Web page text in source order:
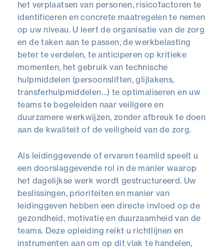
het verplaatsen van personen, risicofactoren te
identificeren en concrete maatregelen te nemen
op uw niveau. U leert de organisatie van de zorg
en de taken aan te passen, de werkbelasting
beter te verdelen, te anticiperen op kritieke
momenten, het gebruik van technische
hulpmiddelen (persoonsliften, glijlakens,
transferhulpmiddelen…) te optimaliseren en uw
teams te begeleiden naar veiligere en
duurzamere werkwijzen, zonder afbreuk te doen
aan de kwaliteit of de veiligheid van de zorg.
Als leidinggevende of ervaren teamlid speelt u
een doorslaggevende rol in de manier waarop
het dagelijkse werk wordt gestructureerd. Uw
beslissingen, prioriteiten en manier van
leidinggeven hebben een directe invloed op de
gezondheid, motivatie en duurzaamheid van de
teams. Deze opleiding reikt u richtlijnen en
instrumenten aan om op dit vlak te handelen,